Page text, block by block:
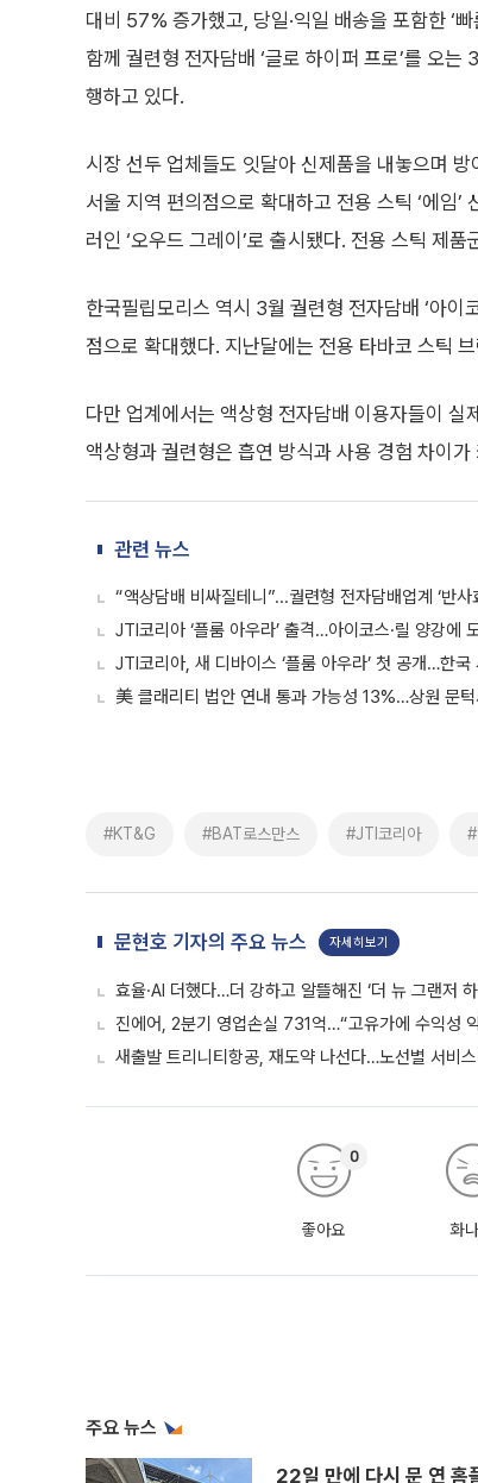
대비 57% 증가했고, 당일·익일 배송을 포함한 ‘
함께 궐련형 전자담배 ‘글로 하이퍼 프로’를 오
행하고 있다.
시장 선두 업체들도 잇달아 신제품을 내놓으며
서울 지역 편의점으로 확대하고 전용 스틱 ‘에임
러인 ‘오우드 그레이’로 출시됐다. 전용 스틱 제
한국필립모리스 역시 3월 궐련형 전자담배 ‘아이
점으로 확대했다. 지난달에는 전용 타바코 스틱
다만 업계에서는 액상형 전자담배 이용자들이
액상형과 궐련형은 흡연 방식과 사용 경험 차이
관련 뉴스
“액상담배 비싸질테니”...궐련형 전자담배업계 ‘반
JTI코리아 ‘플룸 아우라’ 출격…아이코스·릴 양강에
JTI코리아, 새 디바이스 ‘플룸 아우라’ 첫 공개…한
美 클래리티 법안 연내 통과 가능성 13%…상원 문
#KT&G #BAT로스만스 #JTI코리아 #
문현호 기자의 주요 뉴스 자세히보기
효율·AI 더했다…더 강하고 알뜰해진 ‘더 뉴 그랜저
진에어, 2분기 영업손실 731억…“고유가에 수익성
새출발 트리니티항공, 재도약 나선다…노선별 서비
좋아요
0
화
주요 뉴스
22일 만에 다시 문 연 홈